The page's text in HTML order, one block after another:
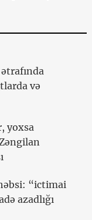
və
yoxsa
“ictimai
azadlığı